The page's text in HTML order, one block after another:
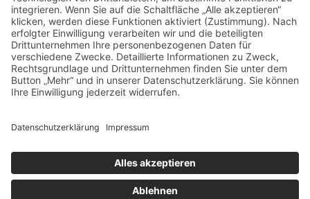
paypal@heilbronner-tierschutz.de
© 2021Systemhaus JOAM